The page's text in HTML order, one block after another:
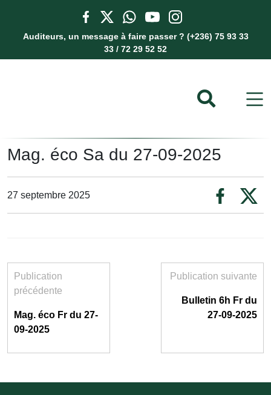
Auditeurs, un message à faire passer ? (+236) 75 93 33
33 / 72 29 52 52
Mag. éco Sa du 27-09-2025
27 septembre 2025
Publication
précédente
Mag. éco Fr du 27-
09-2025
Publication suivante
Bulletin 6h Fr du
27-09-2025